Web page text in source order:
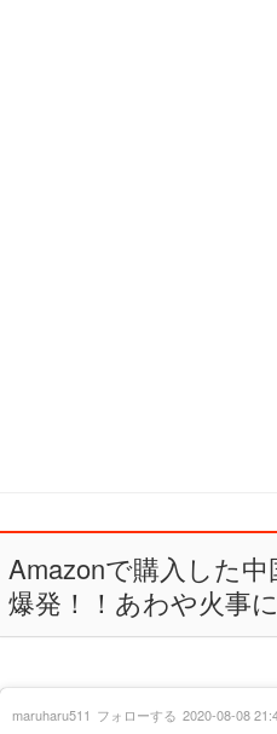
Amazonで購入した
爆発！！あわや火事
maruharu511 フォローする 2020-08-08